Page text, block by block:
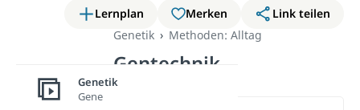
Lernplan Merken
Link teilen
Genetik
Methoden: Alltag
Gentechnik
Genetik
Gene